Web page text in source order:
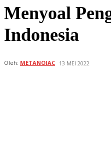
Menyoal
Indonesia
Oleh: METANOIAC 13 MEI 2022